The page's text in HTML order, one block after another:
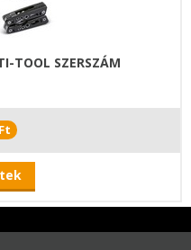
TOOL SZERSZÁM